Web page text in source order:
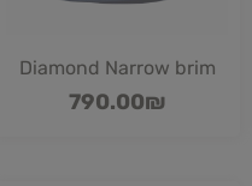
Diamond Narrow brim
790.00₪